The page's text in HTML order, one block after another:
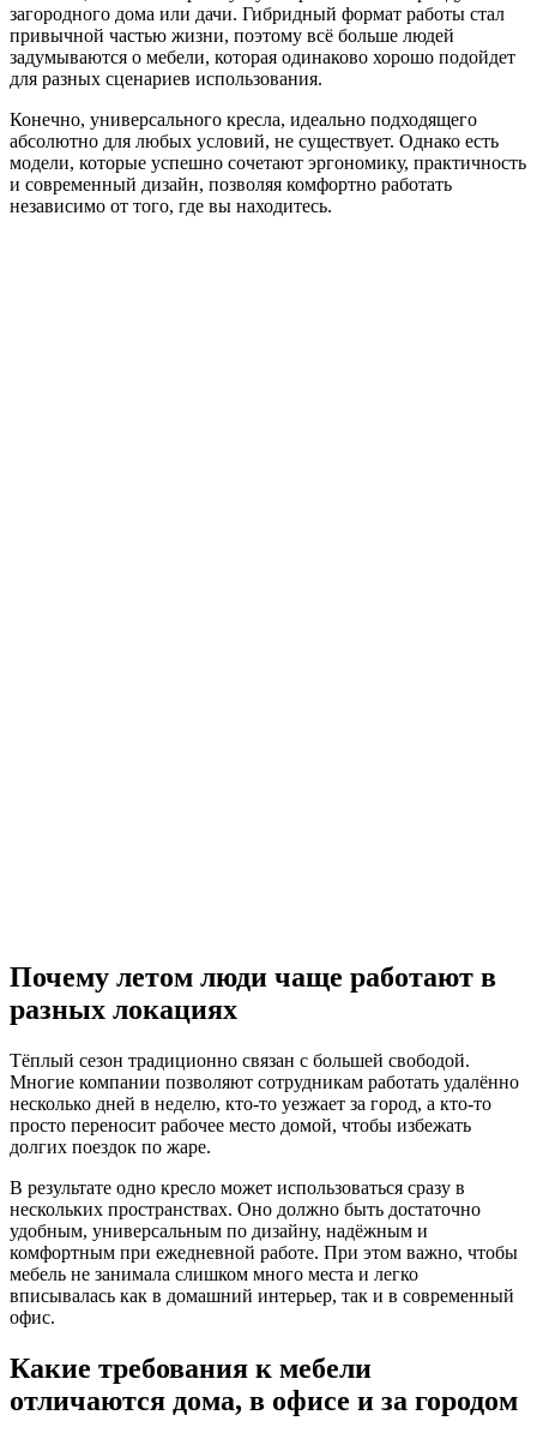
загородного дома или дачи. Гибридный формат работы стал
привычной частью жизни, поэтому всё больше людей
задумываются о мебели, которая одинаково хорошо подойдет
для разных сценариев использования.
Конечно, универсального кресла, идеально подходящего
абсолютно для любых условий, не существует. Однако есть
модели, которые успешно сочетают эргономику, практичность
и современный дизайн, позволяя комфортно работать
независимо от того, где вы находитесь.
Почему летом люди чаще работают в
разных локациях
Тёплый сезон традиционно связан с большей свободой.
Многие компании позволяют сотрудникам работать удалённо
несколько дней в неделю, кто-то уезжает за город, а кто-то
просто переносит рабочее место домой, чтобы избежать
долгих поездок по жаре.
В результате одно кресло может использоваться сразу в
нескольких пространствах. Оно должно быть достаточно
удобным, универсальным по дизайну, надёжным и
комфортным при ежедневной работе. При этом важно, чтобы
мебель не занимала слишком много места и легко
вписывалась как в домашний интерьер, так и в современный
офис.
Какие требования к мебели
отличаются дома, в офисе и за городом